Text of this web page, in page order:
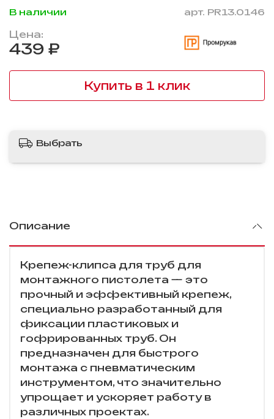
арт. PR13.0146
В наличии
Цена:
439 ₽
Купить в 1 клик
Выбрать
Описание
Крепеж-клипса для труб для
монтажного пистолета — это
прочный и эффективный крепеж,
специально разработанный для
фиксации пластиковых и
гофрированных труб. Он
предназначен для быстрого
монтажа с пневматическим
инструментом, что значительно
упрощает и ускоряет работу в
различных проектах.